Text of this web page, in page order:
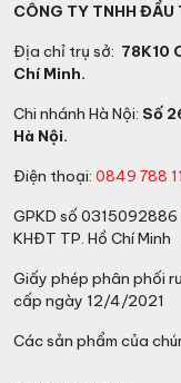
CÔNG TY TNHH ĐẦU
Địa chỉ trụ sở: 78K10
Chí Minh.
Chi nhánh Hà Nội: Số
Hà Nội.
Điện thoại: 0849 788
GPKD số
KHĐT TP. Hồ Chí Minh
Giấy phép phân phối
cấp ngày 12/4/2021
Các sản phẩm của